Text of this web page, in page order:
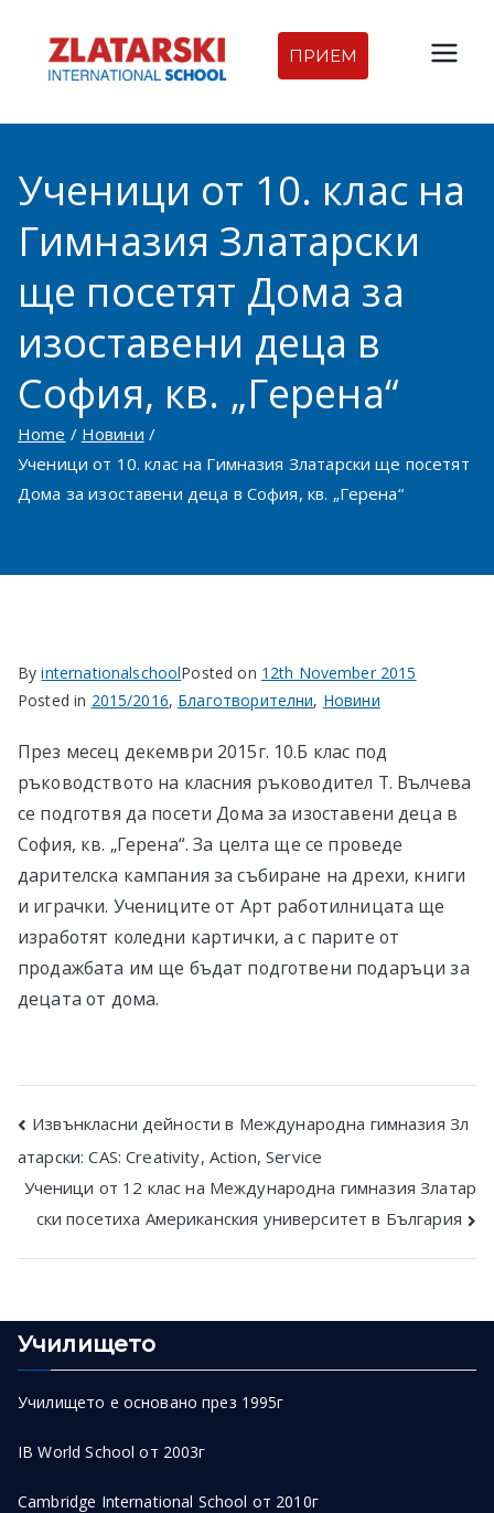
content
Междуна
родна
гимназия
Златарск
и |
Междуна
родно
училище
ПРИЕМ
Ученици от 10. клас на
Гимназия Златарски
ще посетят Дома за
изоставени деца в
София, кв. „Герена“
Home
Новини
Ученици от 10. клас на Гимназия Златарски ще посетят
Дома за изоставени деца в София, кв. „Герена“
ByinternationalschoolPosted on 12th November 2015
Posted in 2015/2016, Благотворителни, Новини
През месец декември 2015г. 10.Б клас под
ръководството на класния ръководител Т. Вълчева
се подготвя да посети Дома за изоставени деца в
София, кв. „Герена“. За целта ще се проведе
дарителска кампания за събиране на дрехи, книги
и играчки. Учениците от Арт работилницата ще
изработят коледни картички, а с парите от
продажбата им ще бъдат подготвени подаръци за
децата от дома.
Post
navigation
Извънкласни дейности в Международна гимназия Зл
атарски: CAS: Creativity, Action, Service
Ученици от 12 клас на Международна гимназия Златар
ски посетиха Американския университет в България
Училището
Училището е основано през 1995г
IB World School от 2003г
Cambridge International School от 2010г